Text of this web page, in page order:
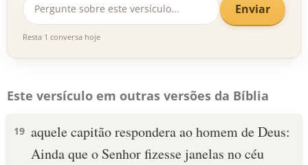
Enviar
Resta 1 conversa hoje
Este versículo em outras versões da Bíblia
19 aquele capitão respondera ao homem de Deus:
Ainda que o Senhor fizesse janelas no céu